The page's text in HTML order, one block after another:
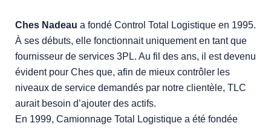
Ches Nadeau a fondé Control Total Logistique en 1995.
À ses débuts, elle fonctionnait uniquement en tant que
fournisseur de services 3PL. Au fil des ans, il est devenu
évident pour Ches que, afin de mieux contrôler les
niveaux de service demandés par notre clientèle, TLC
aurait besoin d’ajouter des actifs.
En 1999, Camionnage Total Logistique a été fondée